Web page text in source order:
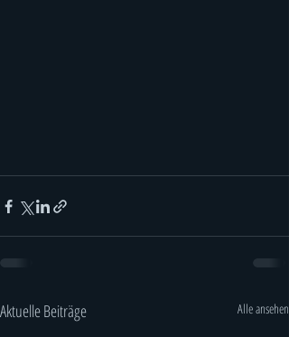
Aktuelle Beiträge Alle ansehen